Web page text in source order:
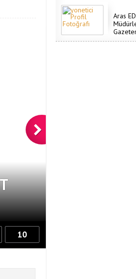
AĞRI
10
Aras